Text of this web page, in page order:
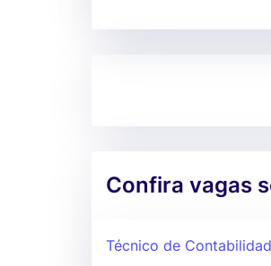
Confira vagas
Técnico de